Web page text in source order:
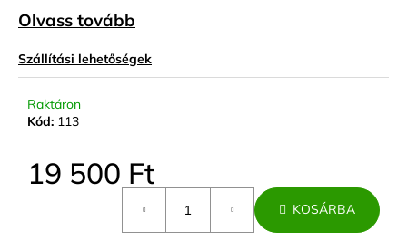
Olvass tovább
Szállítási lehetőségek
Raktáron
Kód: 113
19 500 Ft
KOSÁRBA